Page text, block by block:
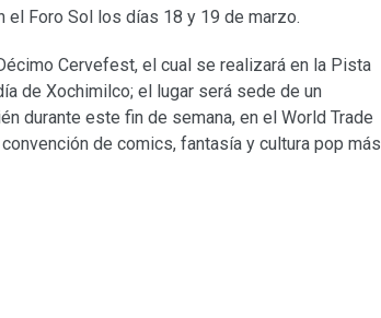
Foro Sol los días 18 y 19 de marzo.
Cervefest, el cual se realizará en la Pista
de Xochimilco; el lugar será sede de un
durante este fin de semana, en el World Trade
de comics, fantasía y cultura pop más